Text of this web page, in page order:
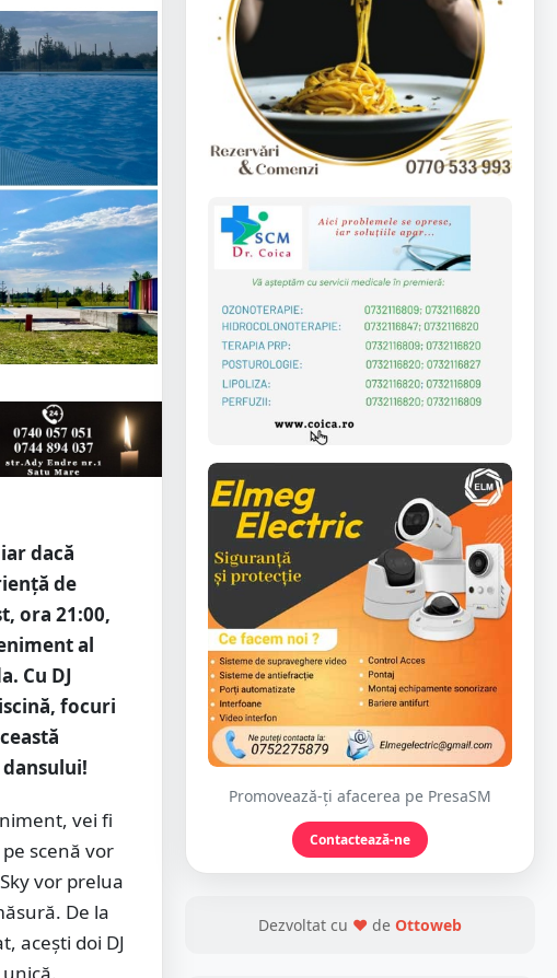
dacă
de
ora 21:00,
al
Cu DJ
focuri
vei fi
scenă vor
vor prelua
De la
acești doi DJ
Promovează-ți afacerea pe PresaSM
Contactează-ne
Dezvoltat cu ❤ de Ottoweb